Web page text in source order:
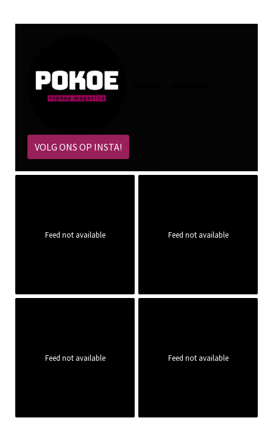
VOLG ONS OP INSTA!
Feed not available Feed not available
Feed not available Feed not available